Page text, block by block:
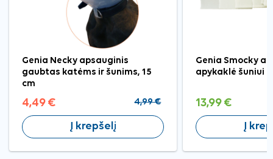
Genia Necky apsauginis
gaubtas katėms ir šunims, 15
cm
4,49 € 4,99 €
Į krepšelį
Genia Smocky
apykaklė šuniui
13,99 €
Į